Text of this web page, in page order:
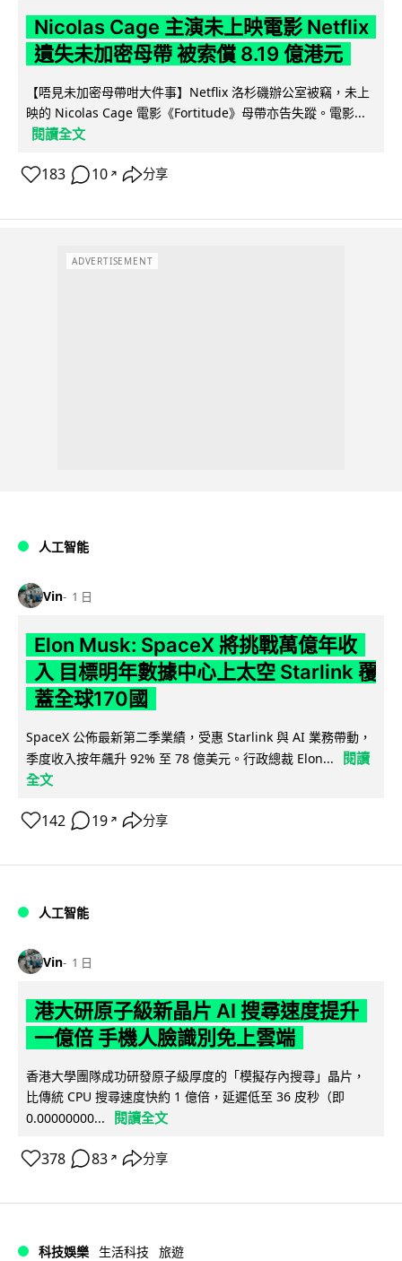
Nicolas Cage 主演未上映電影 Netflix
遺失未加密母帶 被索償 8.19 億港元
【唔見未加密母帶咁大件事】Netflix 洛杉磯辦公室被竊，未上
映的 Nicolas Cage 電影《Fortitude》母帶亦告失蹤。電影...
閱讀全文
183 10 ↗ 分享
ADVERTISEMENT
人工智能
Vin 1 日
Elon Musk: SpaceX 將挑戰萬億年收
入 目標明年數據中心上太空 Starlink 覆
蓋全球170國
SpaceX 公佈最新第二季業績，受惠 Starlink 與 AI 業務帶動，
季度收入按年飆升 92% 至 78 億美元。行政總裁 Elon...
閱讀
全文
142 19 ↗ 分享
人工智能
Vin 1 日
港大研原子級新晶片 AI 搜尋速度提升
一億倍 手機人臉識別免上雲端
香港大學團隊成功研發原子級厚度的「模擬存內搜尋」晶片，
比傳統 CPU 搜尋速度快約 1 億倍，延遲低至 36 皮秒（即
0.00000000...
閱讀全文
378 83 ↗ 分享
科技娛樂 生活科技 旅遊